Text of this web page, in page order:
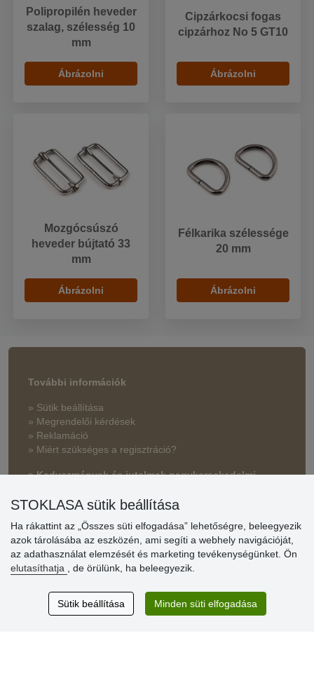
Polipropilén heveder
szalag, szélesség 10
mm
Ábrázolni
Cipzárkocsi fogas
cipzárhoz No 5 GT10
Ábrázolni
Mozgócsúszó
heveder bújtató 33
mm
Ábrázolni
Félkarika szélessége
20 mm
Ábrázolni
További információk
» Sütik beállítása
» Megrendelői kérdések
» Reklamáció
» Miért szükséges a regisztráció?
» Kedvezmények és jutalmak nagykereskedelmi
Vásárlók
Excellent service
STOKLASA sütik beállítása
Ha rákattint az „Összes süti elfogadása” lehetőségre, beleegyezik
azok tárolásába az eszközén, ami segíti a webhely navigációját,
az adathasználat elemzését és marketing tevékenységünket. Ön
elutasíthatja
, de örülünk, ha beleegyezik.
Sütik beállítása Minden süti elfogadása